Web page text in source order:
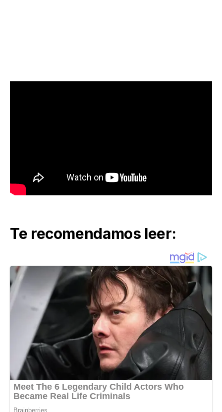
Te recomendamos leer: